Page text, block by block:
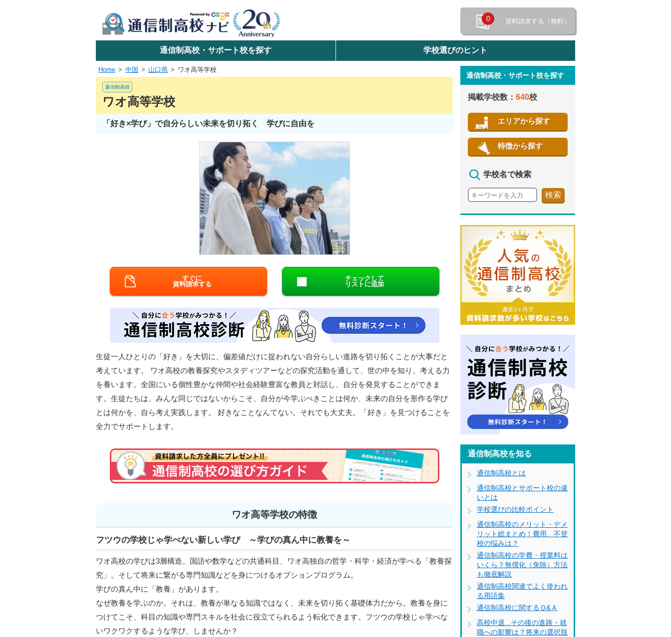
0 資料請求する（無料）
学校名で探す
検索
北陸・甲信越
中国
九州・沖縄
閉じる
通信制高校・サポート校を探す 学校選びのヒント
Home 中国 山口県 ワオ高等学校
通信制高校
ワオ高等学校
「好き×学び」で自分らしい未来を切り拓く 学びに自由を
すぐに
資料請求する
チェックして
リストに追加
生徒一人ひとりの「好き」を大切に、偏差値だけに捉われない自分らしい進路を切り拓くことが大事だと
考えています。 ワオ高校の教養探究やスタディツアーなどの探究活動を通して、世の中を知り、考える力
を養います。全国にいる個性豊かな仲間や社会経験豊富な教員と対話し、自分を発見することができま
す。生徒たちは、みんな同じではないからこそ、自分が今学ぶべきことは何か、未来の自分を形作る学び
とは何かを、自ら考え実践します。 好きなことなんてない。それでも大丈夫。「好き」を見つけることを
全力でサポートします。
ワオ高等学校の特徴
フツウの学校じゃ学べない新しい学び ～学びの真ん中に教養を～
ワオ高校の学びは3層構造。国語や数学などの共通科目、ワオ高独自の哲学・科学・経済が学べる「教養探
究」。そして将来に繋がる専門知識などを身につけるオプションプログラム。
学びの真ん中に「教養」があります。
なぜ教養を学ぶのか。それは、教養が単なる知識ではなく、未来を切り拓く基礎体力だから。教養を身に
つけてこそ、科目の知識や専門スキルを社会に役立てられるよう転化できます。フツウの学校じゃ学べな
いワクワクするような学び、しませんか？
通信制高校・サポート校を探す
掲載学校数： 640校
エリアから探す
特徴から探す
学校名で検索
通信制高校を知る
通信制高校とは
通信制高校とサポート校の違
いとは
学校選びの比較ポイント
通信制高校のメリット・デメ
リット総まとめ！費用、不登
校の悩みは？
通信制高校の学費・授業料は
いくら？無償化（免除）方法
も徹底解説
通信制高校関連でよく使われ
る用語集
通信制高校に関するＱ&Ａ
高校中退...その後の進路・就
職への影響は？将来の選択肢